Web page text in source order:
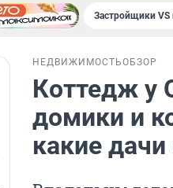
Застройщики VS
НЕДВИЖИМОСТЬОБЗОР
Коттедж у
домики и
какие